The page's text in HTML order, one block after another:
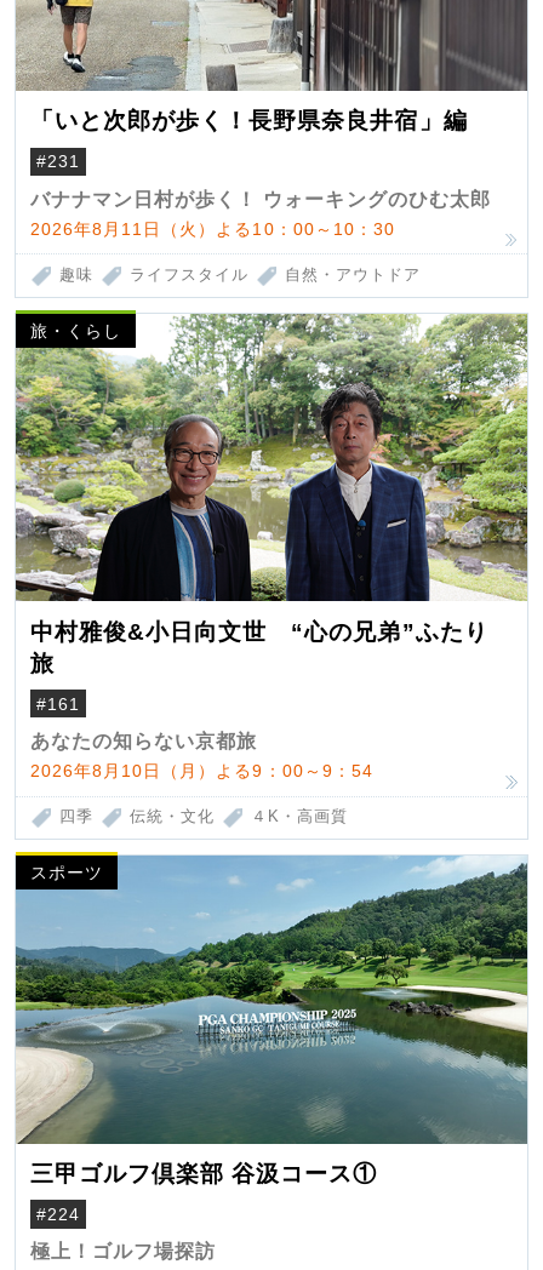
「いと次郎が歩く！長野県奈良井宿」編
#231
バナナマン日村が歩く！ ウォーキングのひむ太郎
2026年8月11日（火）よる10：00～10：30
趣味 ライフスタイル 自然・アウトドア
旅・くらし
中村雅俊&小日向文世 “心の兄弟”ふたり
旅
#161
あなたの知らない京都旅
2026年8月10日（月）よる9：00～9：54
四季 伝統・文化 ４K・高画質
スポーツ
三甲ゴルフ倶楽部 谷汲コース①
#224
極上！ゴルフ場探訪